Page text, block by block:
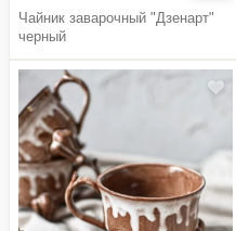
Чайник заварочный "Дзенарт"
черный